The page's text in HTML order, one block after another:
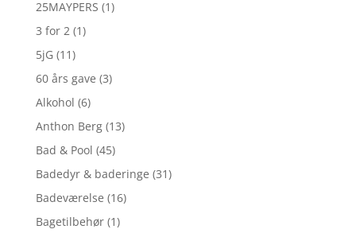
25MAYPERS (1)
3 for 2 (1)
5jG (11)
60 års gave (3)
Alkohol (6)
Anthon Berg (13)
Bad & Pool (45)
Badedyr & baderinge (31)
Badeværelse (16)
Bagetilbehør (1)